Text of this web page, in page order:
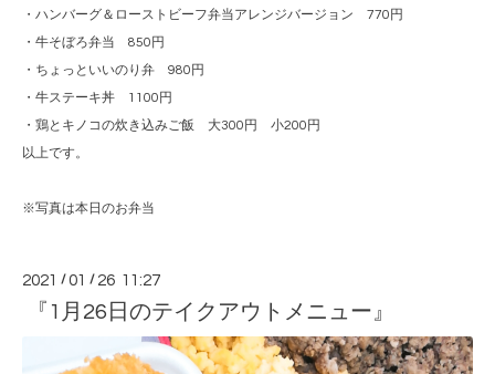
・ハンバーグ＆ローストビーフ弁当アレンジバージョン 770円
・牛そぼろ弁当 850円
・ちょっといいのり弁 980円
・牛ステーキ丼 1100円
・鶏とキノコの炊き込みご飯 大300円 小200円
以上です。
※写真は本日のお弁当
2021 /01 / 26 11:27
『1月26日のテイクアウトメニュー』